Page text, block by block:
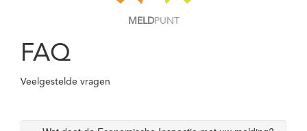
MELDPUNT
FAQ
Veelgestelde vragen